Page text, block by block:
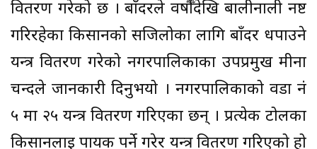
वितरण गरेको छ । बाँदरले वर्षौँदेखि बालीनाली नष्ट
गरिरहेका किसानको सजिलोका लागि बाँदर धपाउने
यन्त्र वितरण गरेको नगरपालिकाका उपप्रमुख मीना
चन्दले जानकारी दिनुभयो । नगरपालिकाको वडा नं
५ मा २५ यन्त्र वितरण गरिएका छन् । प्रत्येक टोलका
किसानलाई पायक पर्ने गरेर यन्त्र वितरण गरिएको हो